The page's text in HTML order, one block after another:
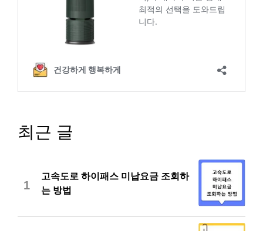
최근 글
1
고속도로 하이패스 미납요금 조회하
는 방법